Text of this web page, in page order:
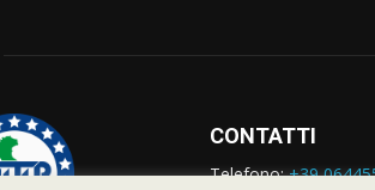
CONTATTI
Telefono:+39